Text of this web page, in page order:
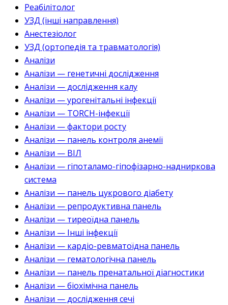
Реабілітолог
УЗД (інші направлення)
Анестезіолог
УЗД (ортопедія та травматологія)
Аналізи
Аналізи — генетичні дослідження
Аналізи — дослідження калу
Аналізи — урогенітальні інфекції
Аналізи — TORCH-інфекції
Аналізи — фактори росту
Аналізи — панель контроля анемії
Аналізи — ВІЛ
Аналізи — гіпоталамо-гіпофізарно-надниркова
система
Аналізи — панель цукрового діабету
Аналізи — репродуктивна панель
Аналізи — тиреоїдна панель
Аналізи — Інші інфекції
Аналізи — кардіо-ревматоїдна панель
Аналізи — гематологічна панель
Аналізи — панель пренатальної діагностики
Аналізи — біохімічна панель
Аналізи — дослідження сечі